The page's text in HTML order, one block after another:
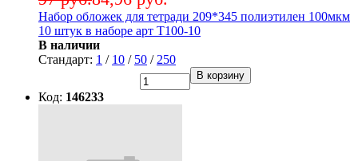
Набор обложек для тетради 209*345 полиэтилен 100мкм
10 штук в наборе арт Т100-10
В наличии
Стандарт: 1 / 10 / 50 / 250
В корзину
Код: 146233